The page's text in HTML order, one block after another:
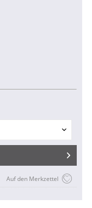
Auf den Merkzettel